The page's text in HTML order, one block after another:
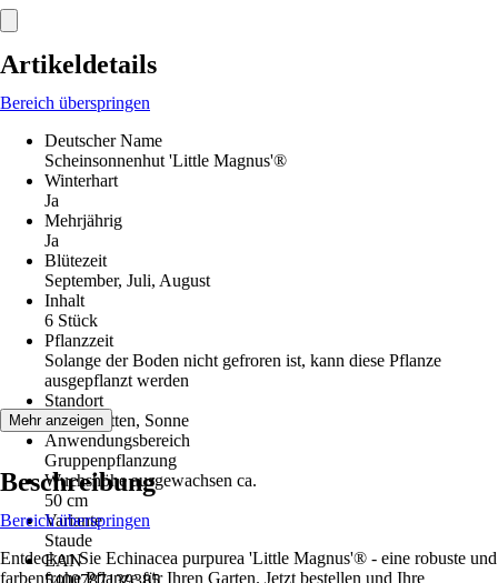
Artikeldetails
Bereich überspringen
Deutscher Name
Scheinsonnenhut 'Little Magnus'®
Winterhart
Ja
Mehrjährig
Ja
Blütezeit
September, Juli, August
Inhalt
6 Stück
Pflanzzeit
Solange der Boden nicht gefroren ist, kann diese Pflanze
ausgepflanzt werden
Standort
Halbschatten, Sonne
Anwendungsbereich
Gruppenpflanzung
Wuchshöhe ausgewachsen ca.
50 cm
Variante
Staude
EAN
Mehr anzeigen
Beschreibung
Bereich überspringen
Entdecken Sie Echinacea purpurea 'Little Magnus'® - eine robuste und
farbenfrohe Pflanze für Ihren Garten. Jetzt bestellen und Ihre